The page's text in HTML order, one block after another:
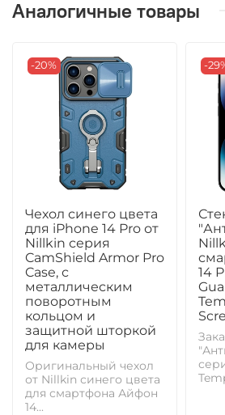
Аналогичные товары
-20%
Чехол синего цвета
для iPhone 14 Pro от
Nillkin серия
CamShield Armor Pro
Case, с
металлическим
поворотным
кольцом и
защитной шторкой
для камеры
Оригинальный чехол
от Nillkin синего цвета
для смартфона Айфон
14...
-
14